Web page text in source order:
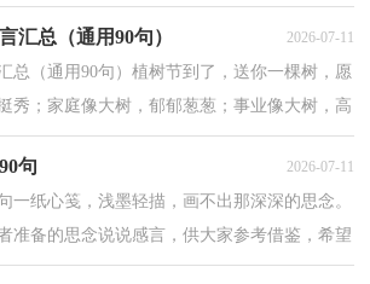
、空的不是这座城，空的是...
汇总（通用90句） 2026-07-11
总（通用90句）植树节到了，送你一棵树，愿
秀；家庭像大树，郁郁葱葱；事业像大树，高
枝繁叶茂；财运像大树，绿叶浓荫！下面这篇
句 2026-07-11
一纸心笺，浅墨轻描，画不出那深深的思念。
准备的思念说说感言，供大家参考借鉴，希望
友。1、记忆不停的折磨着我，摧...